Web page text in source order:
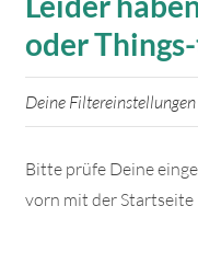
oder
Deine
Bitte prüfe Deine
vorn mit der Startseite